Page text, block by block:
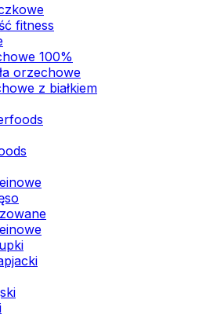
fitness
100%
orzechowe
z białkiem